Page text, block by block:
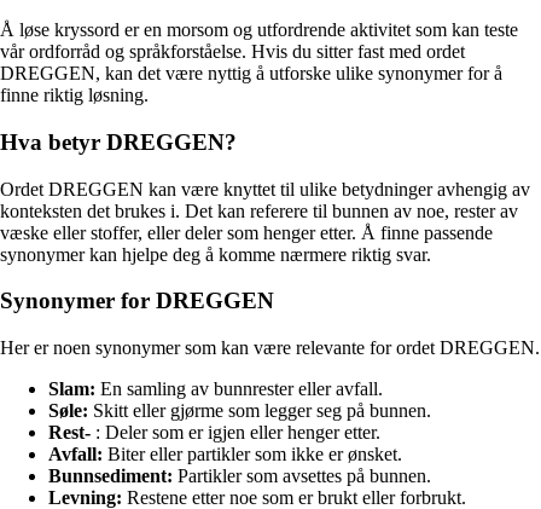
Å løse kryssord er en morsom og utfordrende aktivitet som kan teste
vår ordforråd og språkforståelse. Hvis du sitter fast med ordet
DREGGEN, kan det være nyttig å utforske ulike synonymer for å
finne riktig løsning.
Hva betyr DREGGEN?
Ordet DREGGEN kan være knyttet til ulike betydninger avhengig av
konteksten det brukes i. Det kan referere til bunnen av noe, rester av
væske eller stoffer, eller deler som henger etter. Å finne passende
synonymer kan hjelpe deg å komme nærmere riktig svar.
Synonymer for DREGGEN
Her er noen synonymer som kan være relevante for ordet DREGGEN.
Slam: En samling av bunnrester eller avfall.
Søle: Skitt eller gjørme som legger seg på bunnen.
Rest- : Deler som er igjen eller henger etter.
Avfall: Biter eller partikler som ikke er ønsket.
Bunnsediment: Partikler som avsettes på bunnen.
Levning: Restene etter noe som er brukt eller forbrukt.